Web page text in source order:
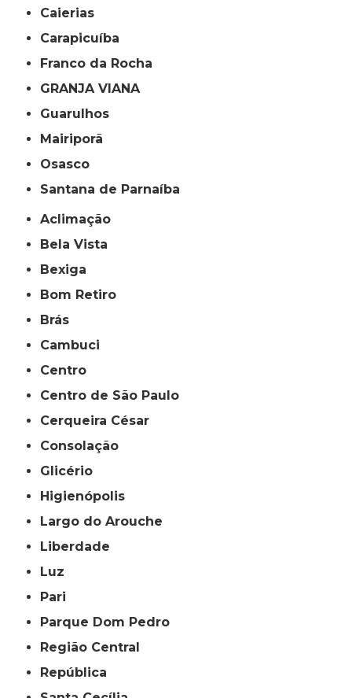
Caierias
Carapicuíba
Franco da Rocha
GRANJA VIANA
Guarulhos
Mairiporã
Osasco
Santana de Parnaíba
Aclimação
Bela Vista
Bexiga
Bom Retiro
Brás
Cambuci
Centro
Centro de São Paulo
Cerqueira César
Consolação
Glicério
Higienópolis
Largo do Arouche
Liberdade
Luz
Pari
Parque Dom Pedro
Região Central
República